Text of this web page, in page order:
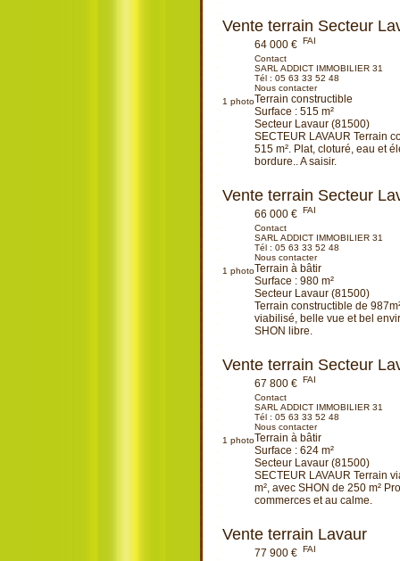
Vente terrain Secteur
1 photo
64 000 € FAI
Contact
SARL ADDICT IMMOBILIER 31
Tél : 05 63 33 52 48
Nous contacter
Terrain constructible
Surface : 515 m²
Secteur Lavaur (81500)
SECTEUR LAVAUR Terrain
515 m². Plat, cloturé, eau et
bordure.. A saisir.
Vente terrain Secteur
1 photo
66 000 € FAI
Contact
SARL ADDICT IMMOBILIER 31
Tél : 05 63 33 52 48
Nous contacter
Terrain à bâtir
Surface : 980 m²
Secteur Lavaur (81500)
Terrain constructible de
viabilisé, belle vue et bel
SHON libre.
Vente terrain Secteur
1 photo
67 800 € FAI
Contact
SARL ADDICT IMMOBILIER 31
Tél : 05 63 33 52 48
Nous contacter
Terrain à bâtir
Surface : 624 m²
Secteur Lavaur (81500)
SECTEUR LAVAUR Terrain
m², avec SHON de 250 m²
commerces et au calme.
Vente terrain Lavaur
77 900 € FAI